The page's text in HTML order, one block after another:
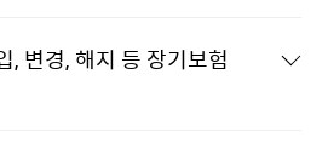
, 변경, 해지 등 장기보험